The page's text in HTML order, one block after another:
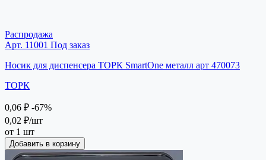
Распродажа
Арт. 11001 Под заказ
Носик для диспенсера ТОРК SmartOne металл арт 470073
ТОРК
0,06 ₽ -67%
0,02 ₽/шт
от 1 шт
Добавить в корзину